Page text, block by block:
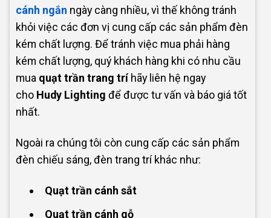
cánh ngắn ngày càng nhiều, vì thế không tránh
khỏi việc các đơn vị cung cấp các sản phẩm đèn
kém chất lượng. Để tránh việc mua phải hàng
kém chất lượng, quý khách hàng khi có nhu cầu
mua quạt trần trang tríhãy liên hệ ngay
cho Hudy Lighting để được tư vấn và báo giá tốt
nhất.
Ngoài ra chúng tôi còn cung cấp các sản phẩm
đèn chiếu sáng, đèn trang trí khác như:
Quạt trần cánh sắt
Quạt trần cánh gỗ